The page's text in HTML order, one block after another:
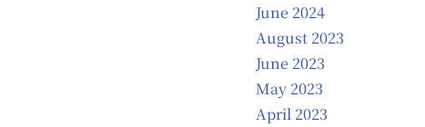
June 2024
August 2023
June 2023
May 2023
April 2023